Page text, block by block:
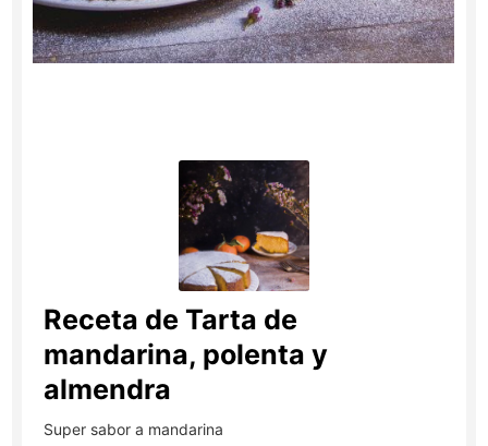
Receta de Tarta de
mandarina, polenta y
almendra
Super sabor a mandarina